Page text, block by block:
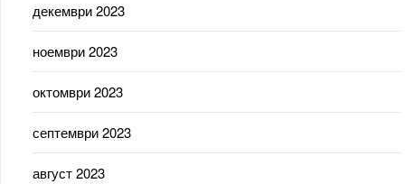
декември 2023
ноември 2023
октомври 2023
септември 2023
август 2023